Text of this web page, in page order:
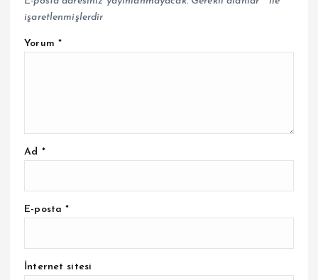
işaretlenmişlerdir
Yorum *
Ad *
E-posta*
İnternet sitesi